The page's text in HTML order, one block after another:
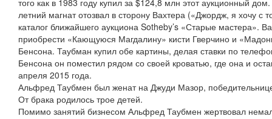
того как в 1983 году купил за $124,8 млн этот аукционный
летний магнат отозвал в сторону Вахтера («Джордж, я хочу с
каталог ближайшего аукциона Sotheby’s «Старые мастера».
приобрести «Кающуюся Магдалину» кисти Гверчино и
Бенсона. Таубман купил обе картины, делая ставки по
Бенсона он поместил рядом со своей кроватью, где она и
апреля 2015 года.
Альфред Таубмен был женат на Джуди Мазор,
От брака родилось трое детей.
Помимо занятий бизнесом Альфред Таубмен жертвовал